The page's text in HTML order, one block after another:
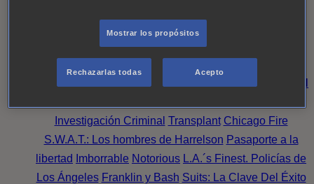
Reckoning: Ajuste de Cuentas
Wild Bill Mentes Criminales
Investigación Criminal Transplant Chicago Fire
S.W.A.T.: Los hombres de Harrelson Pasaporte a la
libertad
Imborrable Notorious L.A.´s Finest. Policías de
Los Ángeles Franklin y Bash Suits: La Clave Del Éxito
Mostrar los propósitos
Rechazarlas todas Acepto